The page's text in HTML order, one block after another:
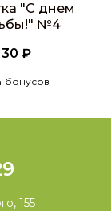
"С днем
№4
₽
бонусов
155